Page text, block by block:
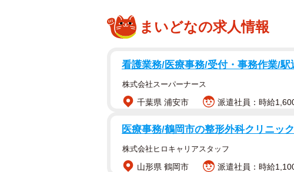
ところにも付いて行って、表彰式や記者会
ながら、ドーピング検査室まで連れて行く
まいどなの求人情報
看護業務/医療事務/受付・事務作業/
株式会社スーパーナース
千葉県 浦安市 派遣社員：時給
医療事務/鶴岡市の整形外科クリニッ
株式会社ヒロキャリアスタッフ
山形県 鶴岡市 派遣社員：時給